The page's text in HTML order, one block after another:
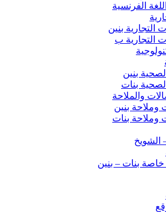
الفرنسية
التجارية بنين
التجارية ب
بنين
بنات
والملاحة
وملاحة بنين
وملاحة بنات
الشويخ
بنات – بنين